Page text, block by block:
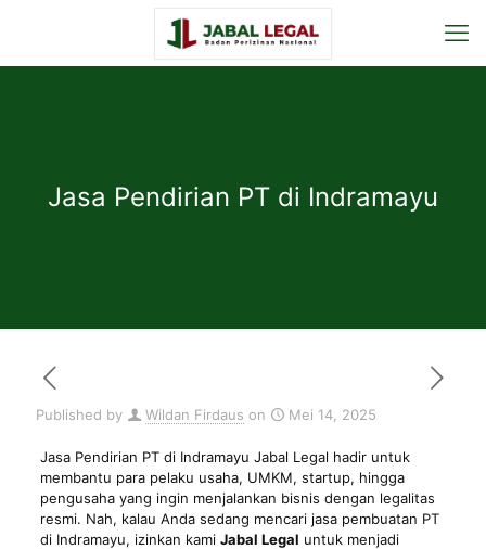
Jasa Pendirian PT di Indramayu
Published by Wildan Firdaus on Mei 14, 2025
Jasa Pendirian PT di Indramayu Jabal Legal hadir untuk
membantu para pelaku usaha, UMKM, startup, hingga
pengusaha yang ingin menjalankan bisnis dengan legalitas
resmi. Nah, kalau Anda sedang mencari jasa pembuatan PT
di Indramayu, izinkan kami Jabal Legal untuk menjadi